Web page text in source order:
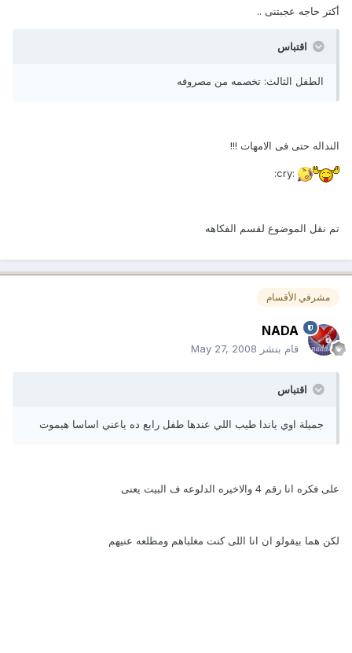
أكتر حاجه عجبتنى ..
اقتباس
الطفل الثالث: تخصمه من مصروفه
النداله حتى فى الامهات !!!
:cry:
تم نقل الموضوع لقسم الفكاهه
مشرفي الأقسام
NADA
قام بنشر May 27, 2008
اقتباس
جميلة اوي ياندا طيب اللي عندها طفل رابع ده ياعني اساسا هيموت
على فكره انا رقم 4 والاخيره الدلوعه ف البيت يعنى
لكن هما بيقولو ان انا اللى كنت مغلباهم ومطلعه عنيهم